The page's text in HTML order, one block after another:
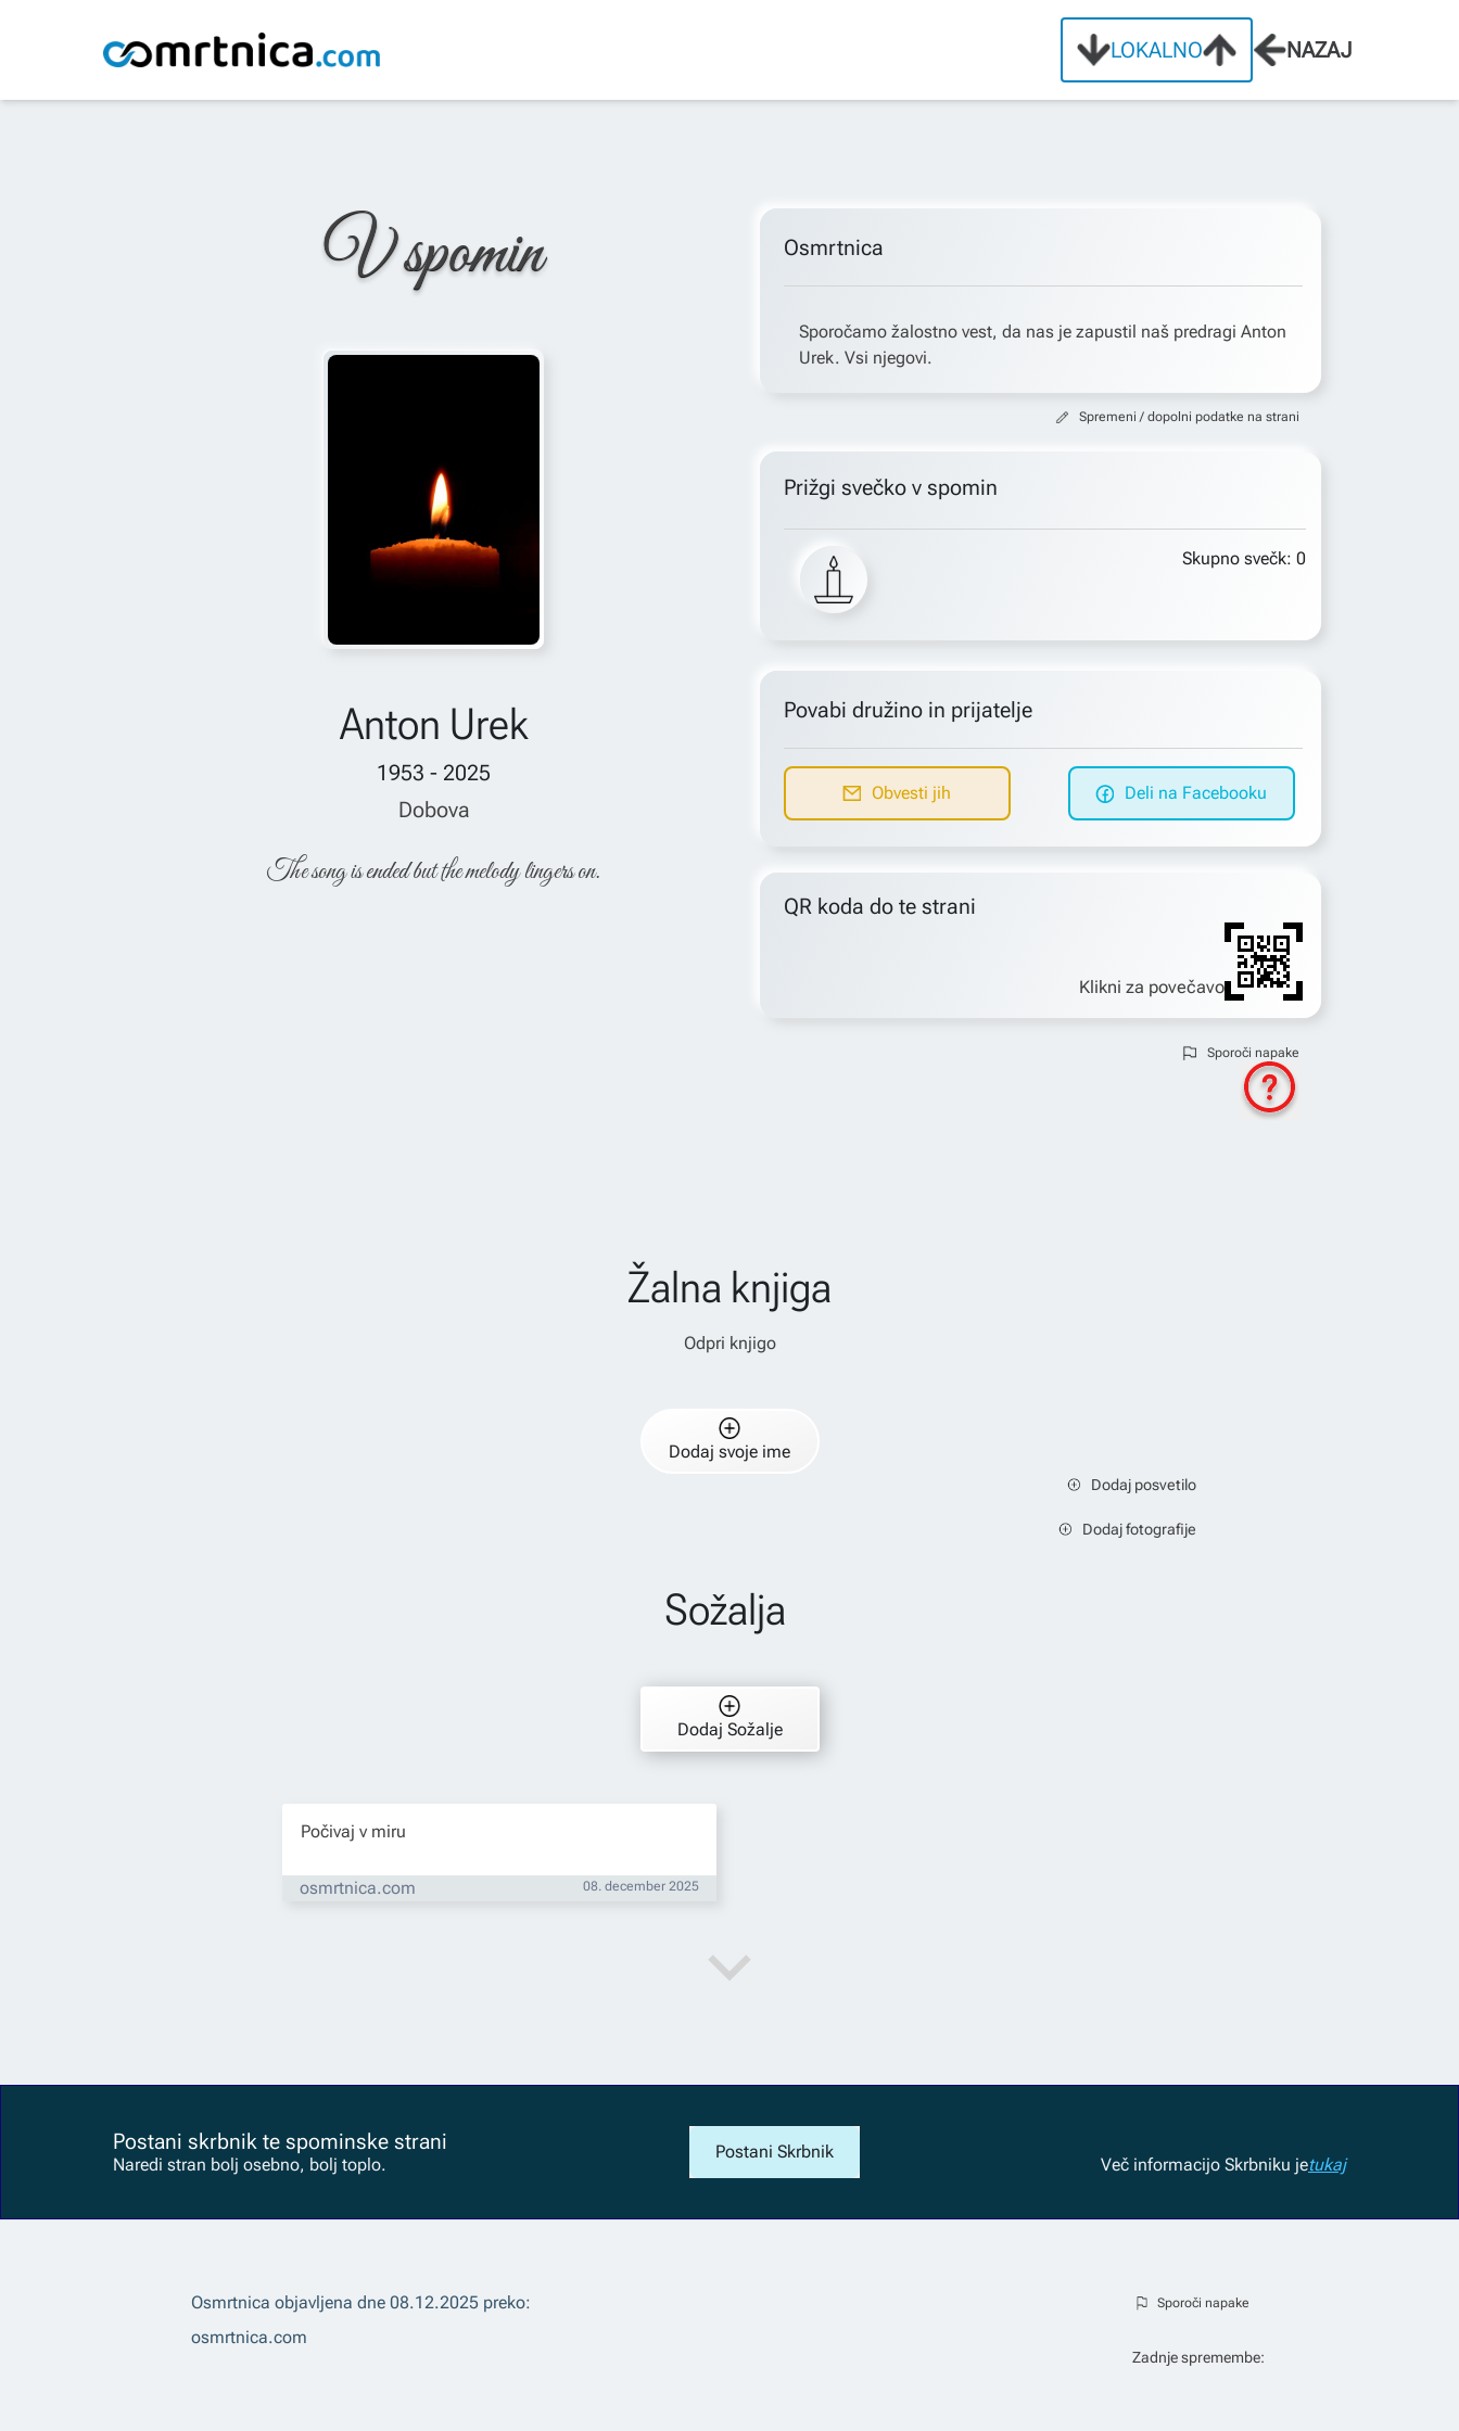
LOKALNO NAZAJ
Osmrtnice / Anton Urek
V spomin
Anton Urek
1953 - 2025
Dobova
The song is ended but the melody lingers on.
Osmrtnica
Sporočamo žalostno vest, da nas je zapustil naš predragi Anton
Urek. Vsi njegovi.
Spremeni / dopolni podatke na strani
Prižgi svečko v spomin
Skupno svečk: 0
Povabi družino in prijatelje
Obvesti jih Deli na Facebooku
QR koda do te strani
Klikni za povečavo
Sporoči napake
Žalna knjiga
Odpri knjigo
Dodaj svoje ime
Dodaj posvetilo
Dodaj fotografije
Sožalja
Dodaj Sožalje
Počivaj v miru
osmrtnica.com 08. december 2025
Postani skrbnik te spominske strani
Naredi stran bolj osebno, bolj toplo.
Postani Skrbnik
Več informacijo Skrbniku jetukaj
Osmrtnica objavljena dne 08.12.2025 preko:
osmrtnica.com
Sporoči napake
Zadnje spremembe: